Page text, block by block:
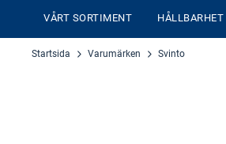
VÅRT SORTIMENT HÅLLBARHET
Startsida Varumärken Svinto